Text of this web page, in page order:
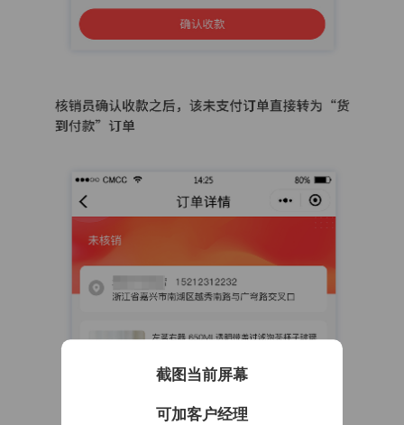
截图当前屏幕
可加客户经理